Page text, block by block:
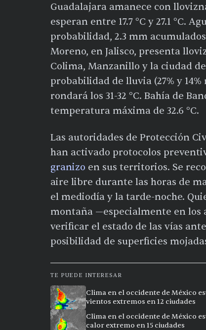
Guadalajara amanece con
esperan entre 17.7 °C y 27.1 °C.
probabilidad, 2.3 mm
Moreno, en Jalisco, presenta
Colima, Manzanillo y la ciudad
probabilidad de lluvia (27% y
rondará los 31-32 °C. Bahía de
temperatura máxima de 32.6 °C.
Las autoridades de Protección
han activado protocolos
granizo en sus territorios. Se
aire libre durante las horas de
el mediodía y la tarde-noche.
montaña —especialmente en los
verificar el estado de las vías
posibilidad de superficies
TE PUEDE INTERESAR
Clima en el occidente de México
vientos extremos en 12 ciudades
Clima en el occidente de México
calor extremo en 15 ciudades